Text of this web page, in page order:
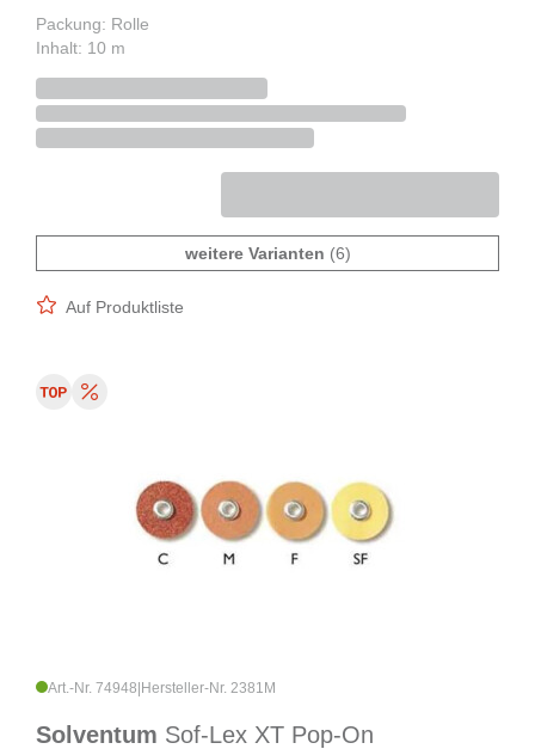
Packung: Rolle
Inhalt: 10 m
weitere Varianten (6)
Auf Produktliste
Art.-Nr. 74948 Hersteller-Nr. 2381M
Solventum Sof-Lex XT Pop-On